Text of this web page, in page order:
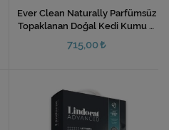
Ever Clean Naturally Parfümsüz
Topaklanan Doğal Kedi Kumu 6
715,00